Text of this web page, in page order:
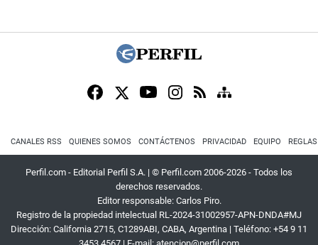
CANALES RSS QUIENES SOMOS CONTÁCTENOS PRIVACIDAD EQUIPO
Perfil.com - Editorial Perfil S.A. | © Perfil.com 2006-2026 - Todos los
derechos reservados.
Editor responsable: Carlos Piro.
Registro de la propiedad intelectual RL-2024-31002957-APN-DNDA#MJ
Dirección: California 2715, C1289ABI, CABA, Argentina | Teléfono: +54 9 11